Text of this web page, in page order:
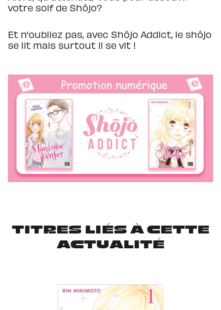
votre soif de Shôjo?
Et n'oubliez pas, avec Shôjo Addict, le shôjo
se lit mais surtout il se vit !
TITRES LIÉS À CETTE
ACTUALITÉ